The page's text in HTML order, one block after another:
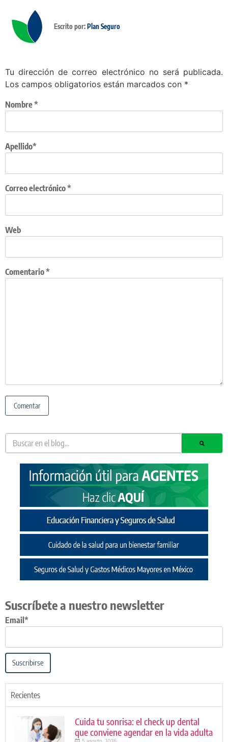
Escrito por: Plan Seguro
Tu dirección de correo electrónico no será publicada.
Los campos obligatorios están marcados con *
Apellido*
Nombre*
Correo electrónico*
Web
Comentario*
Suscríbete a nuestro newsletter
Email*
Suscribirse
Recientes
Cuida tu sonrisa: el check up dental
que conviene agendar en la vida adulta